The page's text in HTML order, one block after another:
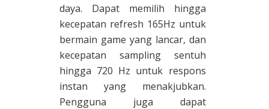
daya. Dapat memilih hingga
kecepatan refresh 165Hz untuk
bermain game yang lancar, dan
kecepatan sampling sentuh
hingga 720 Hz untuk respons
instan yang menakjubkan.
Pengguna juga dapat